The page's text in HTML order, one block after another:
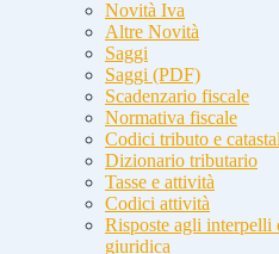
Novità Iva
Altre Novità
Saggi
Saggi (PDF)
Scadenzario fiscale
Normativa fiscale
Codici tributo e
Dizionario tributario
Tasse e attività
Codici attività
Risposte agli interpelli
giuridica